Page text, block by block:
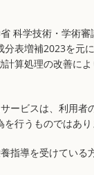
科学技術・学術
表増補2023を元
計算処理の改善に
ービスは、利用者
行うものではあり
指導を受けている